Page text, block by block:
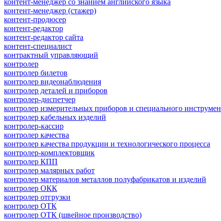
контент-менеджер (стажер)
контент-продюсер
контент-редактор
контент-редактор сайта
контент-специалист
контрактный управляющий
контролер
контролер билетов
контролер видеонаблюдения
контролер деталей и приборов
контролер-диспетчер
контролер измерительных приборов и специального
контролер кабельных изделий
контролер-кассир
контролер качества
контролер качества продукции и технологического процесса
контролер-комплектовщик
контролер КПП
контролер малярных работ
контролер материалов металлов полуфабрикатов и изделий
контролер ОКК
контролер отгрузки
контролер ОТК
контролер ОТК (швейное производство)